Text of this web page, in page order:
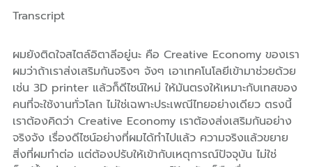
Transcript
ผมยังติดใจสไตล์อิตาลีอยู่นะ คือ Creative Economy ของเรา
ผมว่าถ้าเราส่งเสริมกันจริงๆ จังๆ เอาเทคโนโลยีเข้ามาช่วยด้วย
เช่น 3D printer แล้วก็ดีไซน์ใหม่ ให้มันตรงให้เหมาะกับเทสของ
คนที่จะใช้งานทั่วโลก ไม่ใช่เฉพาะประเพณีไทยอย่างเดียว ตรงนี้
เราต้องคิดว่า Creative Economy เราต้องส่งเสริมกันอย่าง
จริงจัง เรื่องดีไซน์อย่างที่ผมได้ทำไปแล้ว ความจริงแล้วขยาย
สิ่งที่ผมทำต่อ แต่ต้องปรับให้เข้ากับเหตุการณ์ปัจจุบัน ไม่ใช่